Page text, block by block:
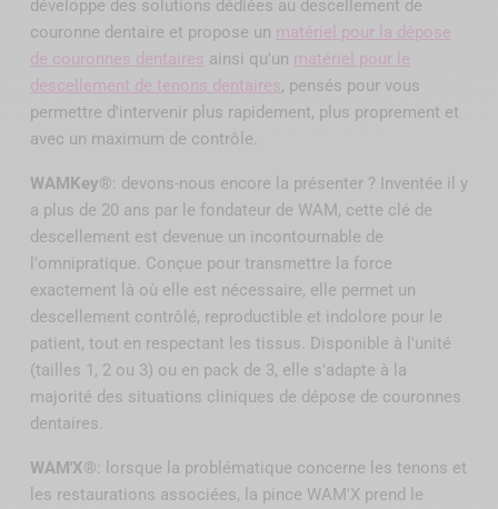
développe des solutions dédiées au descellement de
couronne dentaire et propose un matériel pour la dépose
de couronnes dentaires ainsi qu'un matériel pour le
descellement de tenons dentaires, pensés pour vous
permettre d'intervenir plus rapidement, plus proprement et
avec un maximum de contrôle.
WAMKey®: devons-nous encore la présenter ? Inventée il y
a plus de 20 ans par le fondateur de WAM, cette clé de
descellement est devenue un incontournable de
l'omnipratique. Conçue pour transmettre la force
exactement là où elle est nécessaire, elle permet un
descellement contrôlé, reproductible et indolore pour le
patient, tout en respectant les tissus. Disponible à l'unité
(tailles 1, 2 ou 3) ou en pack de 3, elle s'adapte à la
majorité des situations cliniques de dépose de couronnes
dentaires.
WAM'X®: lorsque la problématique concerne les tenons et
les restaurations associées, la pince WAM'X prend le